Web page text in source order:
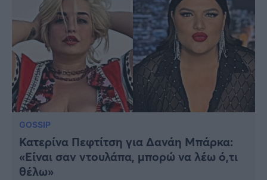
GOSSIP
Κατερίνα Πεφτίτση για Δανάη Μπάρκα:
«Είναι σαν ντουλάπα, μπορώ να λέω ό,τι
θέλω»